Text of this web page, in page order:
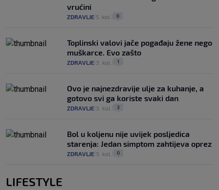
vrućini
ZDRAVLJE 5. kol. 0
Toplinski valovi jače pogađaju žene nego
muškarce. Evo zašto
ZDRAVLJE 3. kol. 1
Ovo je najnezdravije ulje za kuhanje, a
gotovo svi ga koriste svaki dan
ZDRAVLJE 3. kol. 3
Bol u koljenu nije uvijek posljedica
starenja: Jedan simptom zahtijeva oprez
ZDRAVLJE 3. kol. 0
LIFESTYLE